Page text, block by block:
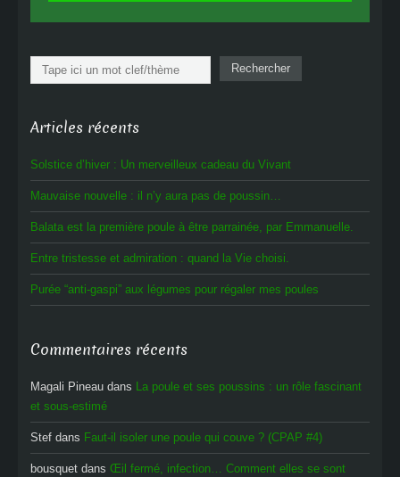
Rechercher Rechercher
Articles récents
Solstice d’hiver : Un merveilleux cadeau du Vivant
Mauvaise nouvelle : il n’y aura pas de poussin…
Balata est la première poule à être parrainée, par Emmanuelle.
Entre tristesse et admiration : quand la Vie choisi.
Purée “anti-gaspi” aux légumes pour régaler mes poules
Commentaires récents
Magali Pineau dans La poule et ses poussins : un rôle fascinant
et sous-estimé
Stef dans Faut-il isoler une poule qui couve ? (CPAP #4)
bousquet dans Œil fermé, infection… Comment elles se sont